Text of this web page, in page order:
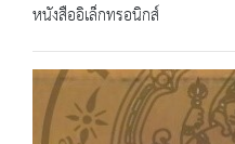
หนังสืออิเล็กทรอนิกส์